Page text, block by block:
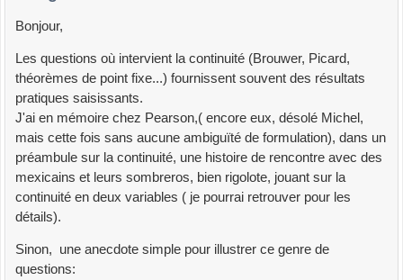
Bonjour,
Les questions où intervient la continuité (Brouwer, Picard,
théorèmes de point fixe...) fournissent souvent des résultats
pratiques saisissants.
J'ai en mémoire chez Pearson,( encore eux, désolé Michel,
mais cette fois sans aucune ambiguïté de formulation), dans un
préambule sur la continuité, une histoire de rencontre avec des
mexicains et leurs sombreros, bien rigolote, jouant sur la
continuité en deux variables ( je pourrai retrouver pour les
détails).
Sinon, une anecdote simple pour illustrer ce genre de
questions: